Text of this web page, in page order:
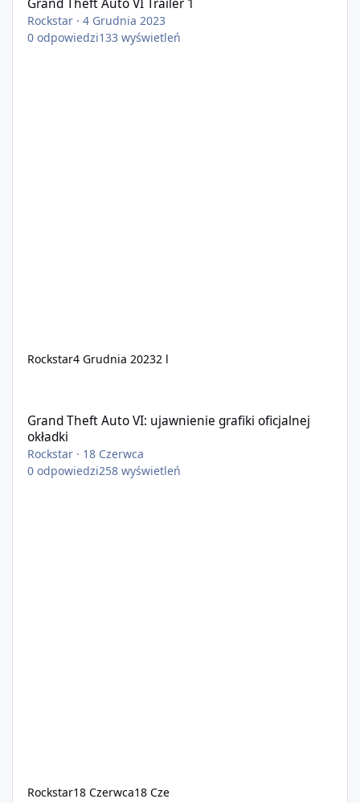
Grand Theft Auto VI Trailer 1
Rockstar ·4 Grudnia 2023
0 odpowiedzi133 wyświetleń
Rockstar4 Grudnia 20232 l
Grand Theft Auto VI: ujawnienie grafiki oficjalnej
okładki
Rockstar · 18 Czerwca
0 odpowiedzi258 wyświetleń
Rockstar18 Czerwca18 Cze